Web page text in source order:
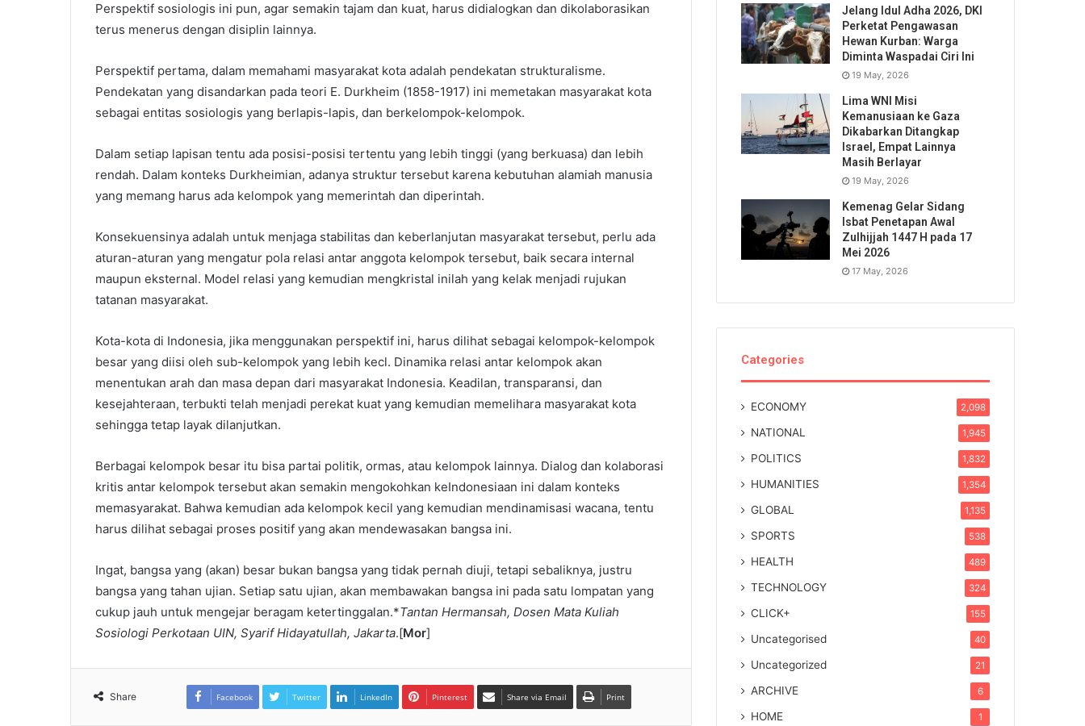
Perspektif sosiologis ini pun, agar semakin tajam dan kuat, harus didialogkan dan dikolaborasikan
terus menerus dengan disiplin lainnya.
Perspektif pertama, dalam memahami masyarakat kota adalah pendekatan strukturalisme.
Pendekatan yang disandarkan pada teori E. Durkheim (1858-1917) ini memetakan masyarakat kota
sebagai entitas sosiologis yang berlapis-lapis, dan berkelompok-kelompok.
Dalam setiap lapisan tentu ada posisi-posisi tertentu yang lebih tinggi (yang berkuasa) dan lebih
rendah. Dalam konteks Durkheimian, adanya struktur tersebut karena kebutuhan alamiah manusia
yang memang harus ada kelompok yang memerintah dan diperintah.
Konsekuensinya adalah untuk menjaga stabilitas dan keberlanjutan masyarakat tersebut, perlu ada
aturan-aturan yang mengatur pola relasi antar anggota kelompok tersebut, baik secara internal
maupun eksternal. Model relasi yang kemudian mengkristal inilah yang kelak menjadi rujukan
tatanan masyarakat.
Kota-kota di Indonesia, jika menggunakan perspektif ini, harus dilihat sebagai kelompok-kelompok
besar yang diisi oleh sub-kelompok yang lebih kecl. Dinamika relasi antar kelompok akan
menentukan arah dan masa depan dari masyarakat Indonesia. Keadilan, transparansi, dan
kesejahteraan, terbukti telah menjadi perekat kuat yang kemudian memelihara masyarakat kota
sehingga tetap layak dilanjutkan.
Berbagai kelompok besar itu bisa partai politik, ormas, atau kelompok lainnya. Dialog dan kolaborasi
kritis antar kelompok tersebut akan semakin mengokohkan keIndonesiaan ini dalam konteks
memasyarakat. Bahwa kemudian ada kelompok kecil yang kemudian mendinamisasi wacana, tentu
harus dilihat sebagai proses positif yang akan mendewasakan bangsa ini.
Ingat, bangsa yang (akan) besar bukan bangsa yang tidak pernah diuji, tetapi sebaliknya, justru
bangsa yang tahan ujian. Setiap satu ujian, akan membawakan bangsa ini pada satu lompatan yang
cukup jauh untuk mengejar beragam ketertinggalan.*Tantan Hermansah, Dosen Mata Kuliah
Sosiologi Perkotaan UIN, Syarif Hidayatullah, Jakarta.[Mor]
Share Facebook Twitter LinkedIn Pinterest Share via Email Print
Jelang Idul Adha 2026, DKI
Perketat Pengawasan
Hewan Kurban: Warga
Diminta Waspadai Ciri Ini
19 May, 2026
Lima WNI Misi
Kemanusiaan ke Gaza
Dikabarkan Ditangkap
Israel, Empat Lainnya
Masih Berlayar
19 May, 2026
Kemenag Gelar Sidang
Isbat Penetapan Awal
Zulhijjah 1447 H pada 17
Mei 2026
17 May, 2026
Categories
ECONOMY 2,098
NATIONAL 1,945
POLITICS 1,832
HUMANITIES 1,354
GLOBAL 1,135
SPORTS 538
HEALTH 489
TECHNOLOGY 324
CLICK+ 155
Uncategorised 40
Uncategorized 21
ARCHIVE 6
HOME 1